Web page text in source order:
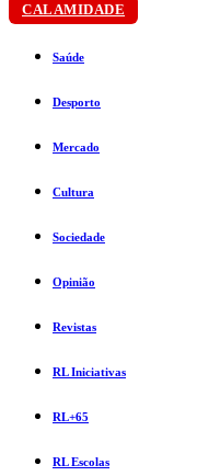
CALAMIDADE
Saúde
Desporto
Mercado
Cultura
Sociedade
Opinião
Revistas
RL Iniciativas
RL+65
RL Escolas